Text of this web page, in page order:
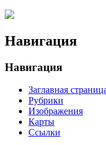
Навигация
Навигация
Заглавная
Рубрики
Изображения
Карты
Ссылки